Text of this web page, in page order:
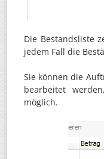
Die Bestandsliste
jedem Fall die
Sie können die
bearbeitet
möglich.